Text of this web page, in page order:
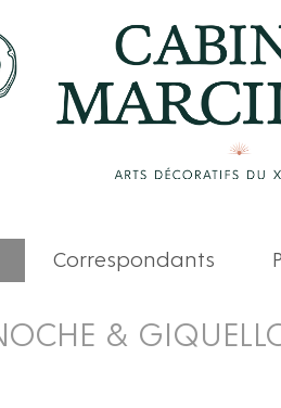
Correspondants
&